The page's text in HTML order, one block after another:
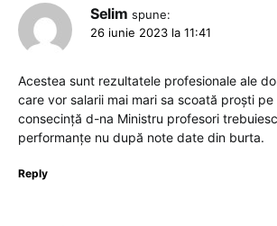
Selim spune:
26 iunie 2023 la 11:41
Acestea sunt rezultatele profesionale ale
care vor salarii mai mari sa scoată proști
consecință d-na Ministru profesori
performanțe nu după note date din burta.
Reply